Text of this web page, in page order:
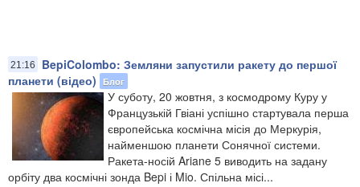
21:16
BepiColombo: Земляни запустили ракету до першої
планети (відео)
Блог
У суботу, 20 жовтня, з космодрому Куру у
Французькій Гвіані успішно стартувала перша
європейська космічна місія до Меркурія,
найменшою планети Сонячної системи.
Ракета-носій Ariane 5 виводить на задану
орбіту два космічні зонда Bepi і Mio. Спільна місі...